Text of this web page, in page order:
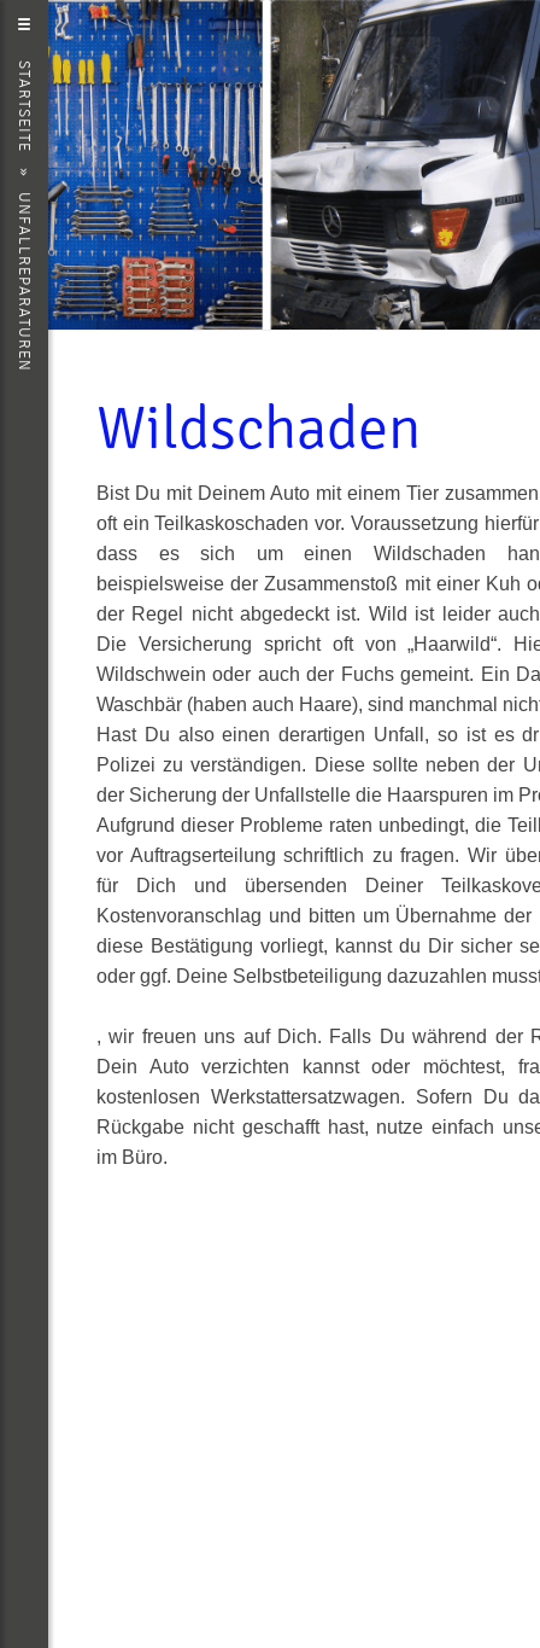
STARTSEITE
»
UNFALLREPARATUREN
Wildschaden
Bist Du mit Deinem Auto mit einem Tier
oft ein Teilkaskoschaden vor. Voraussetzung
dass es sich um einen Wildschaden
beispielsweise der Zusammenstoß mit einer Kuh
der Regel nicht abgedeckt ist. Wild ist leider
Die Versicherung spricht oft von „Haarwild“.
Wildschwein oder auch der Fuchs gemeint. Ein
Waschbär (haben auch Haare), sind manchmal
Hast Du also einen derartigen Unfall, so ist es
Polizei zu verständigen. Diese sollte neben der
der Sicherung der Unfallstelle die Haarspuren im
Aufgrund dieser Probleme raten unbedingt, die
vor Auftragserteilung schriftlich zu fragen. Wir
für Dich und übersenden Deiner
Kostenvoranschlag und bitten um Übernahme
diese Bestätigung vorliegt, kannst du Dir sicher
oder ggf. Deine Selbstbeteiligung dazuzahlen
, wir freuen uns auf Dich. Falls Du während der
Dein Auto verzichten kannst oder möchtest,
kostenlosen Werkstattersatzwagen. Sofern Du
Rückgabe nicht geschafft hast, nutze einfach
im Büro.